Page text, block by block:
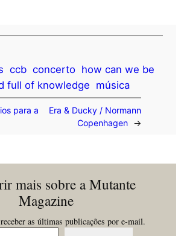
ccb concerto how can we be
full of knowledge música
para a
Era & Ducky / Normann
Copenhagen
→
mais sobre a Mutante
Magazine
as últimas publicações por e-mail.